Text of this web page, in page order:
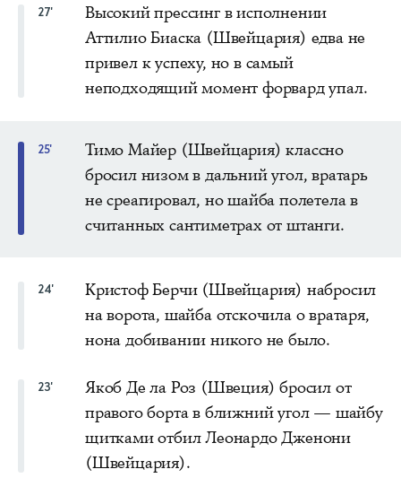
27'
Высокий прессинг в исполнении
Аттилио Биаска (Швейцария) едва не
привел к успеху, но в самый
неподходящий момент форвард упал.
25'
Тимо Майер (Швейцария) классно
бросил низом в дальний угол, вратарь
не среагировал, но шайба полетела в
считанных сантиметрах от штанги.
24'
Кристоф Берчи (Швейцария) набросил
на ворота, шайба отскочила о вратаря,
нона добивании никого не было.
23'
Якоб Де ла Роз (Швеция) бросил от
правого борта в ближний угол — шайбу
щитками отбил Леонардо Дженони
(Швейцария).